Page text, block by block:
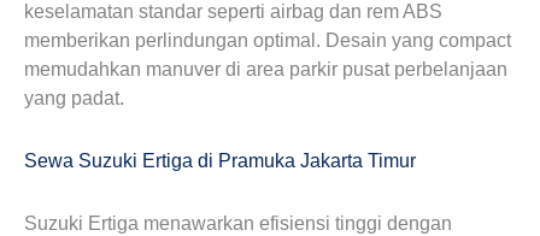
keselamatan standar seperti airbag dan rem ABS
memberikan perlindungan optimal. Desain yang compact
memudahkan manuver di area parkir pusat perbelanjaan
yang padat.
Sewa Suzuki Ertiga di Pramuka Jakarta Timur
Suzuki Ertiga menawarkan efisiensi tinggi dengan